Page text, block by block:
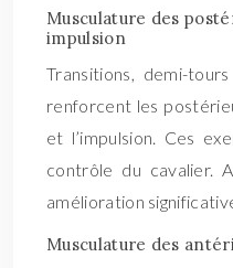
Musculature des
impulsion
Transitions, demi-
renforcent les
et l’impulsion. Ces
contrôle du cavalier.
amélioration
Musculature des